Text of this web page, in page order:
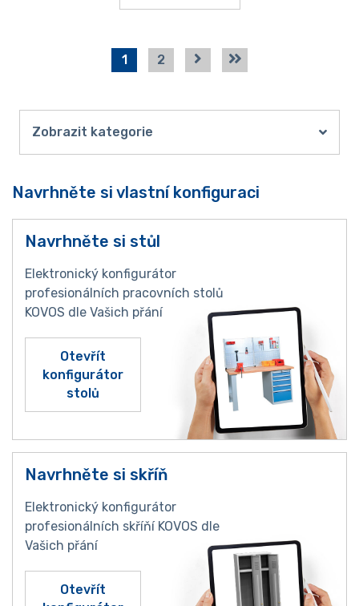
1 2
Zobrazit kategorie
Navrhněte si vlastní konfiguraci
Navrhněte si stůl
Elektronický konfigurátor
profesionálních pracovních stolů
KOVOS dle Vašich přání
Otevřít
konfigurátor
stolů
Navrhněte si skříň
Elektronický konfigurátor
profesionálních skříňí KOVOS dle
Vašich přání
Otevřít